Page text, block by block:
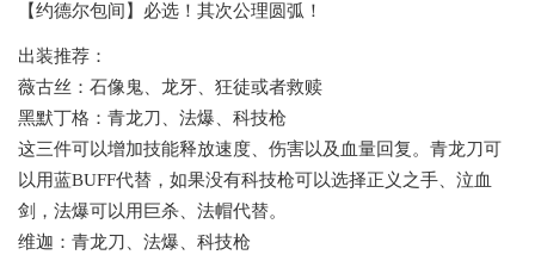
【约德尔包间】必选！其次公理圆弧！
出装推荐：
薇古丝：石像鬼、龙牙、狂徒或者救赎
黑默丁格：青龙刀、法爆、科技枪
这三件可以增加技能释放速度、伤害以及血量回复。青龙刀可
以用蓝BUFF代替，如果没有科技枪可以选择正义之手、泣血
剑，法爆可以用巨杀、法帽代替。
维迦：青龙刀、法爆、科技枪